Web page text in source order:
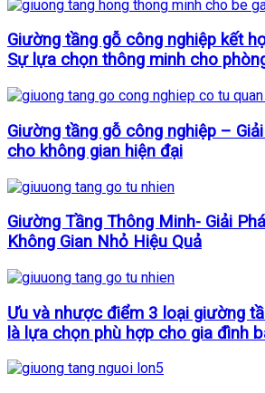
Giường tầng gỗ công nghiệp kết
Sự lựa chọn thông minh cho
Giường tầng gỗ công nghiệp –
cho không gian hiện đại
Giường Tầng Thông Minh- Giải
Không Gian Nhỏ Hiệu Quả
Ưu và nhược điểm 3 loại giường
là lựa chọn phù hợp cho gia đình